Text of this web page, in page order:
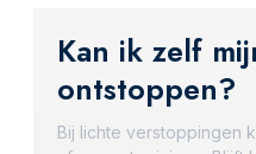
Kan ik zelf
ontstoppen?
Bij lichte verstoppingen